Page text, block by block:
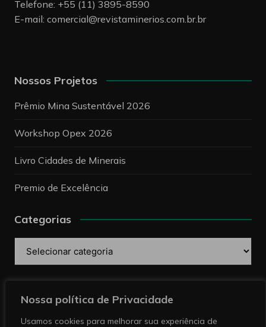
Nossa política de Privacidade
Usamos cookies para melhorar sua experiência de
Telefone: +55 (11) 3895-8590
E-mail: comercial@revistaminerios.com.br.br
Nossos Projetos
Prêmio Mina Sustentável 2026
Workshop Opex 2026
Livro Cidades de Minerais
Premio de Excelência
Categorias